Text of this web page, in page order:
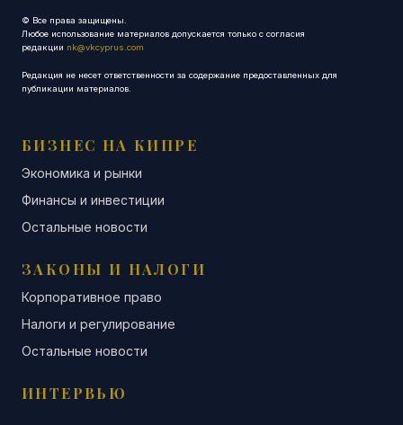
© Все права защищены.
Любое использование материалов допускается только с согласия
редакции nk@vkcyprus.com
Редакция не несет ответственности за содержание предоставленных для
публикации материалов.
БИЗНЕС НА КИПРЕ
Экономика и рынки
Финансы и инвестиции
Остальные новости
ЗАКОНЫ И НАЛОГИ
Корпоративное право
Налоги и регулирование
Остальные новости
ИНТЕРВЬЮ